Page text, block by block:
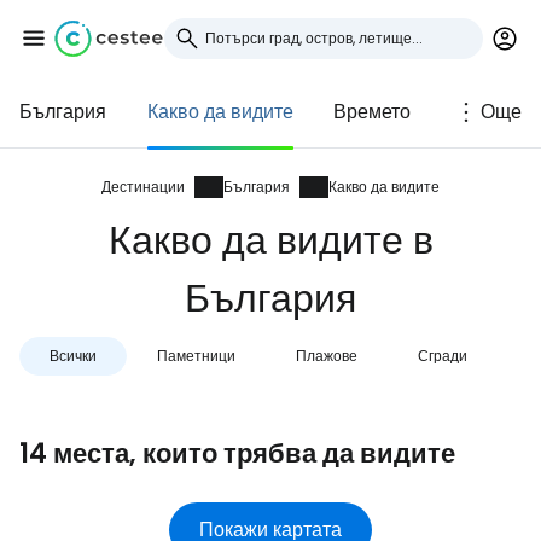
България Какво да видите Времето Още
Дестинации България Какво да видите
Какво да видите в
България
Всички Паметници Плажове Сгради
14 места, които трябва да видите
Покажи картата
Влезте в Cestee
... световната общност на туристите
Продължете с Google
Продължете с Facebook
Продължете с имейл